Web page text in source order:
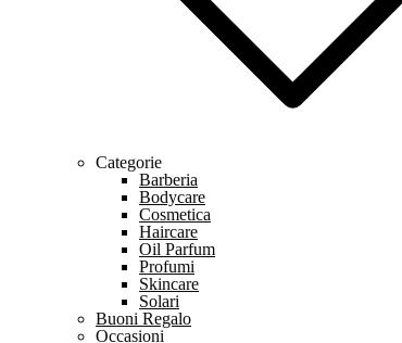
Categorie
Barberia
Bodycare
Cosmetica
Haircare
Oil Parfum
Profumi
Skincare
Solari
Buoni Regalo
Occasioni